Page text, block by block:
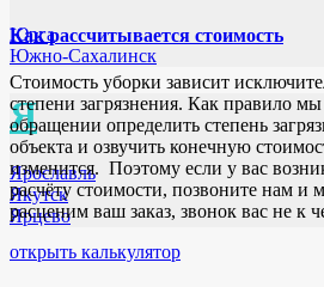
Юрга
Южно-Сахалинск
Я
Ярославль
Якутск
Ярцево
Как рассчитывается стоимость
Стоимость уборки зависит
степени загрязнения. Как правило
обращении определить степень
объекта и озвучить конечную
изменится. Поэтому если у вас
расчёту стоимости, позвоните нам и
расценим ваш заказ, звонок вас не к
открыть калькулятор